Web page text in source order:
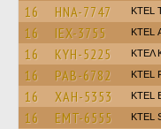
16 HNA-7747 KTEL
16 IEX-3755 KΤΕL
16 KYH-5225 ΚΤΕΛ
16 PAB-6782 KTEL
16 XAH-5353 ΚΤΕL
16 EMT-6555 KTEL